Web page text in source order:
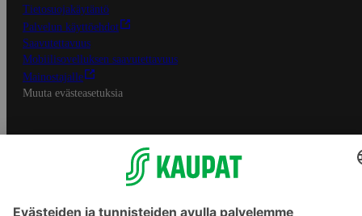
Tietosuojakäytäntö
Palvelun käyttöehdot
Saavutettavuus
Mobiilisovelluksen saavutettavuus
Mainostajalle
Muuta evästeasetuksia
S-ryhmän palvelut